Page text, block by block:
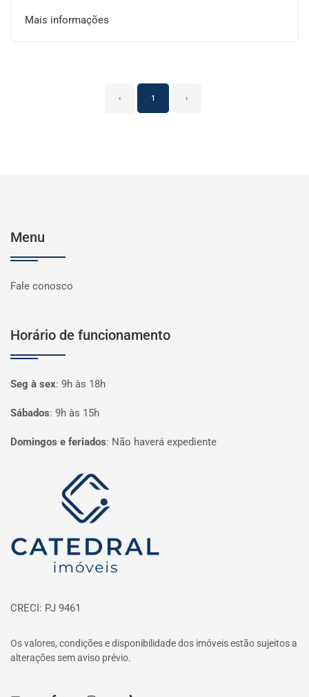
Mais informações
‹ 1 ›
Menu
Fale conosco
Horário de funcionamento
Seg à sex: 9h às 18h
Sábados: 9h às 15h
Domingos e feriados: Não haverá expediente
Página inicial
CRECI: PJ 9461
Os valores, condições e disponibilidade dos imóveis estão sujeitos a
alterações sem aviso prévio.